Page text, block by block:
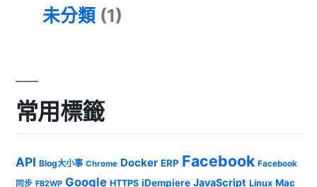
未分類 (1)
常用標籤
API Blog大小事 Chrome Docker ERP Facebook Facebook
同步 FB2WP Google HTTPS iDempiere JavaScript Linux Mac